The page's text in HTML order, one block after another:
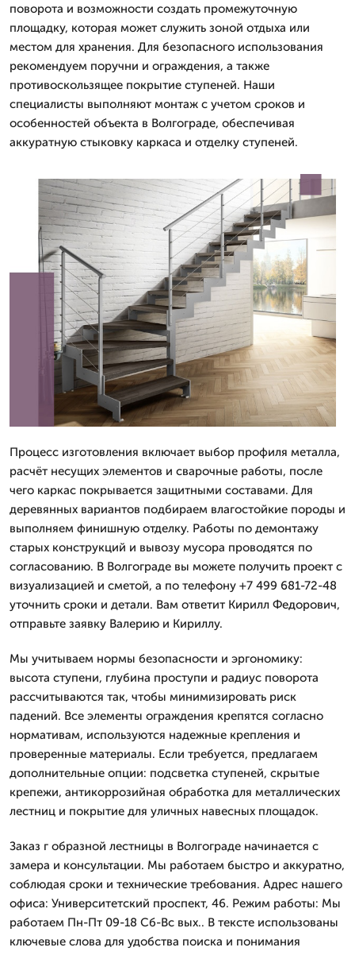
поворота и возможности создать промежуточную
площадку, которая может служить зоной отдыха или
местом для хранения. Для безопасного использования
рекомендуем поручни и ограждения, а также
противоскользящее покрытие ступеней. Наши
специалисты выполняют монтаж с учетом сроков и
особенностей объекта в Волгограде, обеспечивая
аккуратную стыковку каркаса и отделку ступеней.
Процесс изготовления включает выбор профиля металла,
расчёт несущих элементов и сварочные работы, после
чего каркас покрывается защитными составами. Для
деревянных вариантов подбираем влагостойкие породы и
выполняем финишную отделку. Работы по демонтажу
старых конструкций и вывозу мусора проводятся по
согласованию. В Волгограде вы можете получить проект с
визуализацией и сметой, а по телефону +7 499 681-72-48
уточнить сроки и детали. Вам ответит Кирилл Федорович,
отправьте заявку Валерию и Кириллу.
Мы учитываем нормы безопасности и эргономику:
высота ступени, глубина проступи и радиус поворота
рассчитываются так, чтобы минимизировать риск
падений. Все элементы ограждения крепятся согласно
нормативам, используются надежные крепления и
проверенные материалы. Если требуется, предлагаем
дополнительные опции: подсветка ступеней, скрытые
крепежи, антикоррозийная обработка для металлических
лестниц и покрытие для уличных навесных площадок.
Заказ г образной лестницы в Волгограде начинается с
замера и консультации. Мы работаем быстро и аккуратно,
соблюдая сроки и технические требования. Адрес нашего
офиса: Университетский проспект, 46. Режим работы: Мы
работаем Пн-Пт 09-18 Сб-Вс вых.. В тексте использованы
ключевые слова для удобства поиска и понимания